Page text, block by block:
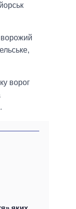
ворожий
ворог